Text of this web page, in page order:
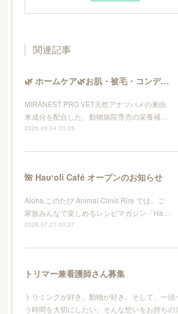
関連記事
🌿 ホームケア🌿お肌・被毛・コンディションケア
MIRANEST PRO VET天然アナツバメの巣由
来成分を配合した、動物病院専売の栄養補…
2026.08.04 03:05
🌺 Hauʻoli Café オープンのお知らせ
Aloha.このたび Animal Clinic Rire では、ご
家族みんなで楽しめるレシピマガジン「Ha…
2026.07.21 03:27
トリマー兼看護師さん募集
トリミングが好き。動物が好き。そして、一
う時間を大切にしたい。そんな想いをお持ち